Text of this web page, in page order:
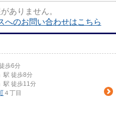
ありません。
へのお問い合わせはこちら
歩6分
」駅 徒歩8分
」駅 徒歩11分
４丁目